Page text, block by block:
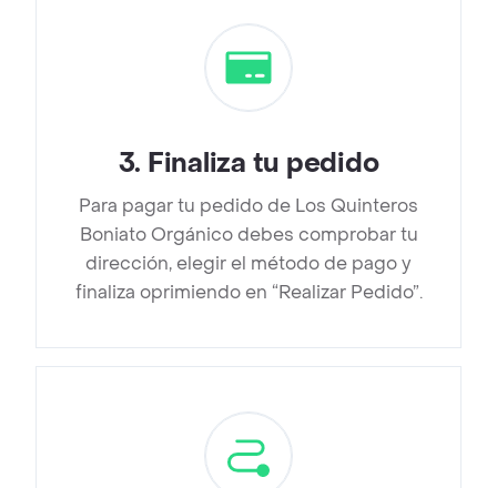
3. Finaliza tu pedido
Para pagar tu pedido de Los Quinteros
Boniato Orgánico debes comprobar tu
dirección, elegir el método de pago y
finaliza oprimiendo en “Realizar Pedido”.